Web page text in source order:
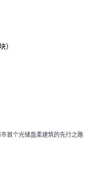
）
首个光储直柔建筑的先行之路